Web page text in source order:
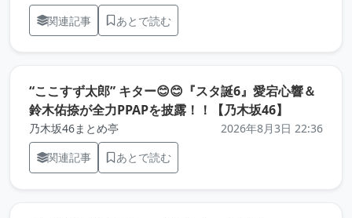
関連記事
あとで読む
“ここすず太郎” キター😊😊『スタ誕6』愛宕心響＆
鈴木佑捺が全力PPAPを披露！！【乃木坂46】
乃木坂46まとめ亭
2026年8月3日 22:36
関連記事
あとで読む